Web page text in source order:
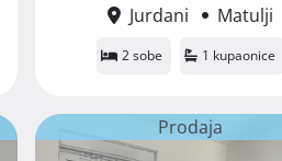
Jurdani
Matulji
2 sobe 1 kupaonice
Prodaja